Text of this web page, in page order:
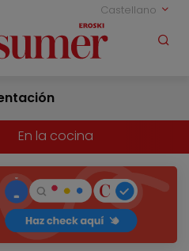
Castellano
En la cocina